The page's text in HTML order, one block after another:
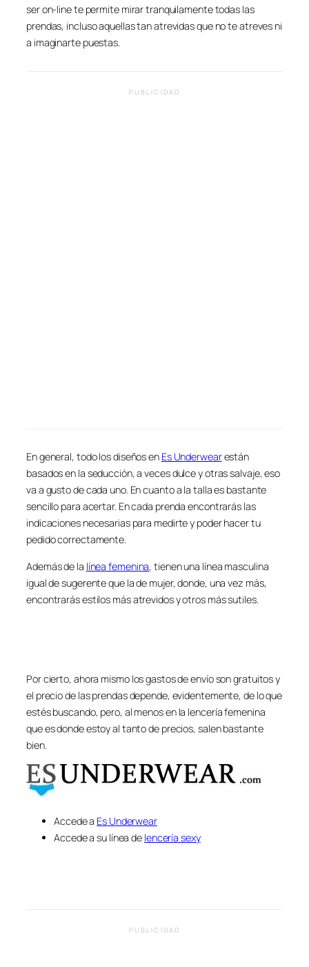
ser on-line te permite mirar tranquilamente todas las
prendas, incluso aquellas tan atrevidas que no te atreves ni
a imaginarte puestas.
PUBLICIDAD
En general, todo los diseños en Es Underwearestán
basados en la seducción, a veces dulce y otras salvaje, eso
va a gusto de cada uno. En cuanto a la talla es bastante
sencillo para acertar. En cada prenda encontrarás las
indicaciones necesarias para medirte y poder hacer tu
pedido correctamente.
Además de la línea femenina, tienen una línea masculina
igual de sugerente que la de mujer, donde, una vez más,
encontrarás estilos más atrevidos y otros más sutiles.
Por cierto, ahora mismo los gastos de envío son gratuitos y
el precio de las prendas depende, evidentemente, de lo que
estés buscando, pero, al menos en la lencería femenina
que es donde estoy al tanto de precios, salen bastante
bien.
Accede a Es Underwear
Accede a su línea de lencería sexy
PUBLICIDAD